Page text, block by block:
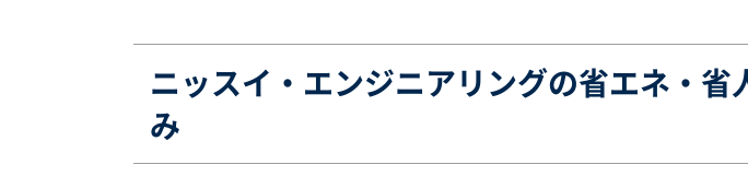
ニッスイ・エンジニアリングの省エネ・省
み